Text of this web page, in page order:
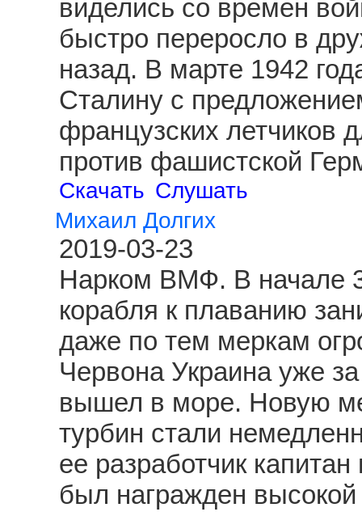
виделись со времен
быстро переросло в
назад. В марте 1942
Сталину с
французских летчиков
против фашистской
Скачать Слушать
Михаил Долгих
2019-03-23
Нарком ВМФ. В начале
корабля к плаванию
даже по тем меркам
Червона Украина уже
вышел в море. Новую
турбин стали
ее разработчик
был награжден